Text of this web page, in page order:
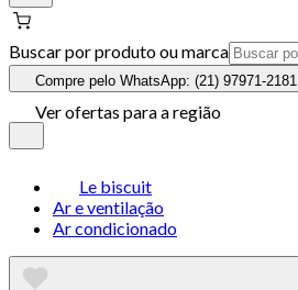
Buscar por produto ou marca
Compre pelo WhatsApp: (21) 97971-2181
Ver ofertas para a região
Le biscuit
Ar e ventilação
Ar condicionado